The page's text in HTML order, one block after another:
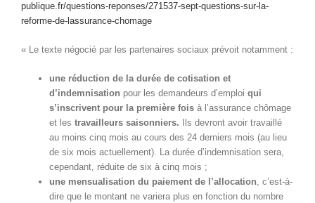
publique.fr/questions-reponses/271537-sept-questions-sur-la-
reforme-de-lassurance-chomage
« Le texte négocié par les partenaires sociaux prévoit notamment :
une réduction de la durée de cotisation et
d’indemnisation pour les demandeurs d’emploi qui
s’inscrivent pour la première foisà l’assurance chômage
et les travailleurs saisonniers. Ils devront avoir travaillé
au moins cinq mois au cours des 24 derniers mois (au lieu
de six mois actuellement). La durée d’indemnisation sera,
cependant, réduite de six à cinq mois ;
une mensualisation du paiement de l’allocation, c’est-à-
dire que le montant ne variera plus en fonction du nombre